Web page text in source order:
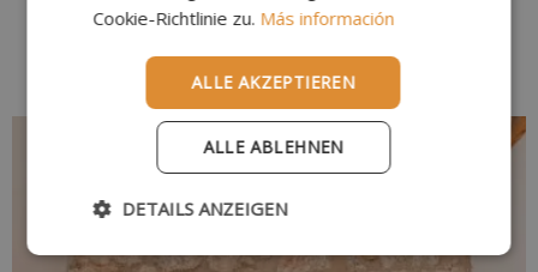
Cookie-Richtlinie zu. Más información
ALLE AKZEPTIEREN
ALLE ABLEHNEN
DETAILS ANZEIGEN